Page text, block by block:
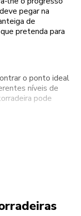
pegar na
de
pretenda para
o ponto ideal
níveis de
pode